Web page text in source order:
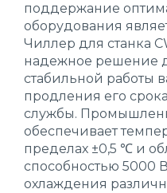
поддержание
оборудования
Чиллер для станка
надежное решение
стабильной работы
продления его срока
службы.
обеспечивает
пределах ±0,5 ℃ и
способностью 5000
охлаждения